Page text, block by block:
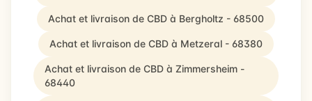
Achat et livraison de CBD à Bergholtz - 68500
Achat et livraison de CBD à Metzeral - 68380
Achat et livraison de CBD à Zimmersheim -
68440